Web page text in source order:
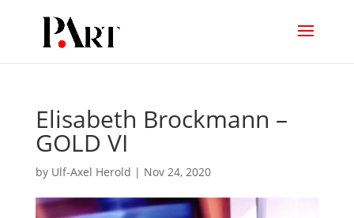
Elisabeth Brockmann –
GOLD VI
by Ulf-Axel Herold | Nov 24, 2020